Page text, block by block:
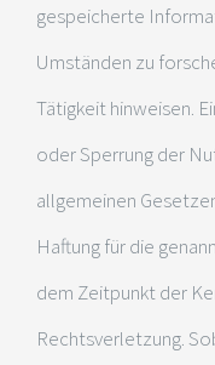
gespeicherte
Umständen zu
Tätigkeit hinweisen.
oder Sperrung der
allgemeinen
Haftung für die
dem Zeitpunkt der
Rechtsverletzung.